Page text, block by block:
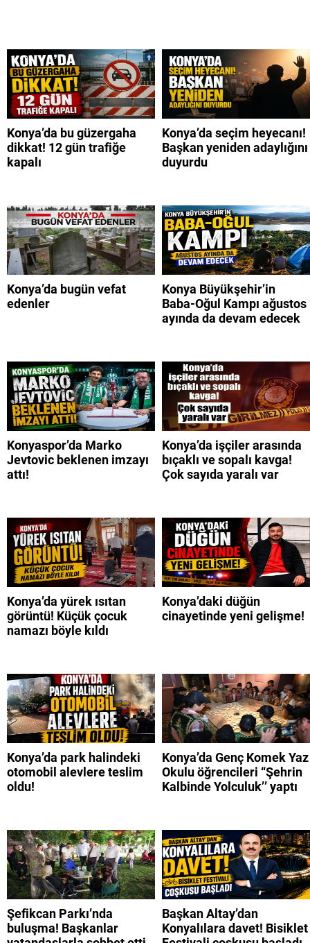
Konya’da bu güzergaha
dikkat! 12 gün trafiğe
kapalı
Konya’da seçim heyecanı!
Başkan yeniden adaylığını
duyurdu
Konya’da bugün vefat
edenler
Konya Büyükşehir’in
Baba-Oğul Kampı ağustos
ayında da devam edecek
Konyaspor’da Marko
Jevtovic beklenen imzayı
attı!
Konya’da işçiler arasında
bıçaklı ve sopalı kavga!
Çok sayıda yaralı var
Konya’da yürek ısıtan
görüntü! Küçük çocuk
namazı böyle kıldı
Konya’daki düğün
cinayetinde yeni gelişme!
Konya’da park halindeki
otomobil alevlere teslim
oldu!
Konya’da Genç Komek Yaz
Okulu öğrencileri “Şehrin
Kalbinde Yolculuk’’ yaptı
Şefikcan Parkı’nda
buluşma! Başkanlar
Başkan Altay’dan
Konyalılara davet! Bisiklet